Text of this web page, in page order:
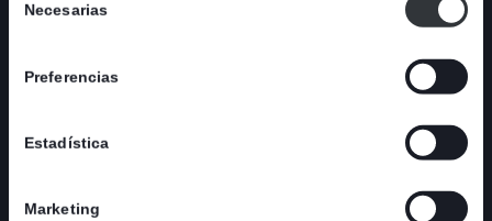
deNecesarias
Preferencias
Estadística
Marketing
MAY